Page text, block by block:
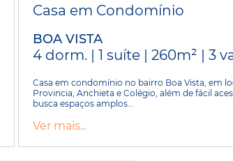
Casa em Condomínio
BOA VISTA
4 dorm. | 1 suíte | 260m² | 3
Casa em condomínio no bairro Boa Vista, em
Provincia, Anchieta e Colégio, além de fácil
busca espaços amplos...
Ver mais...